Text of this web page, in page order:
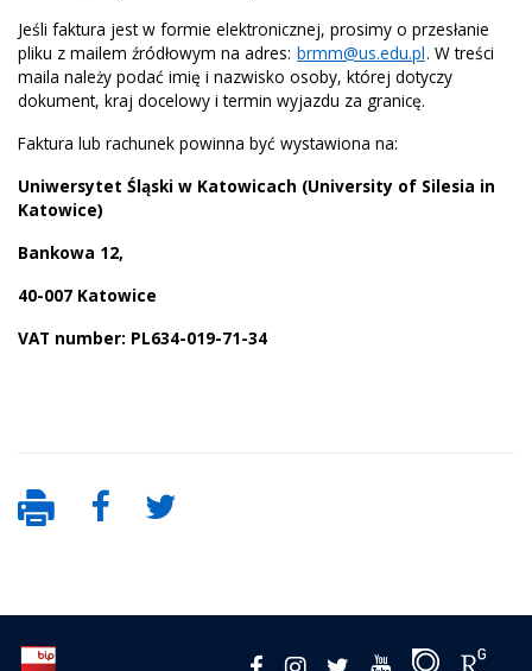
Jeśli faktura jest w formie elektronicznej, prosimy o przesłanie
pliku z mailem źródłowym na adres: brmm@us.edu.pl. W treści
maila należy podać imię i nazwisko osoby, której dotyczy
dokument, kraj docelowy i termin wyjazdu za granicę.
Faktura lub rachunek powinna być wystawiona na:
Uniwersytet Śląski w Katowicach (University of Silesia in
Katowice)
Bankowa 12,
40-007 Katowice
VAT number: PL634-019-71-34